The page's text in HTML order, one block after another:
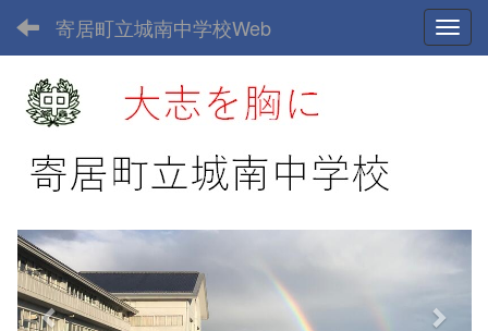
寄居町立城南中学校Web
p
r
e
x